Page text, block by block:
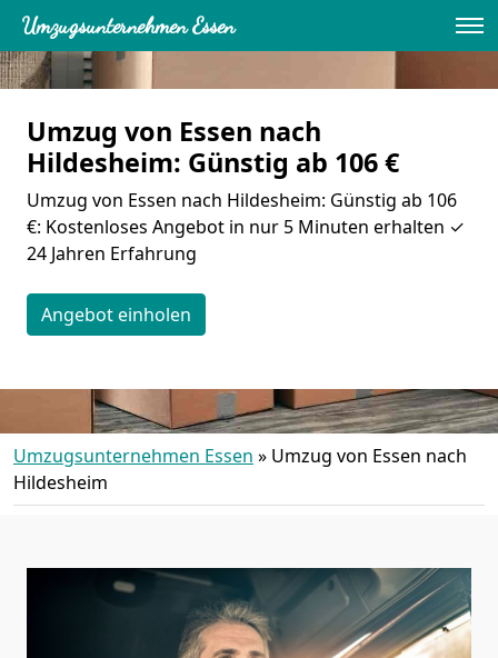
Umzugsunternehmen Essen
Umzug von Essen nach
Hildesheim: Günstig ab 106 €
Umzug von Essen nach Hildesheim: Günstig ab 106
€: Kostenloses Angebot in nur 5 Minuten erhalten ✓
24 Jahren Erfahrung
Angebot einholen
Umzugsunternehmen Essen » Umzug von Essen nach
Hildesheim